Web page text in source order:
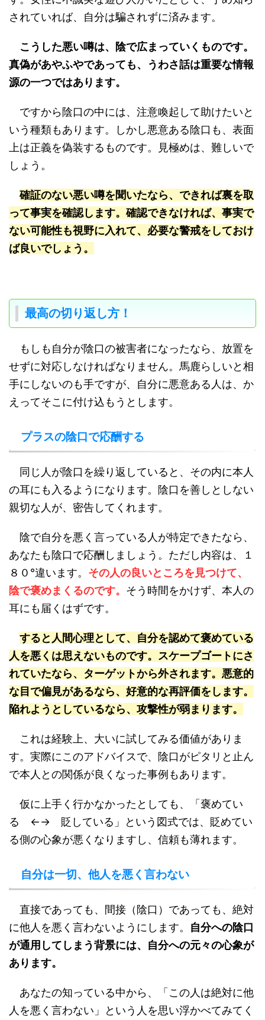
されていれば、自分は騙されずに済みます。
こうした悪い噂は、陰で広まっていくものです。
真偽があやふやであっても、うわさ話は重要な情報
源の一つではあります。
ですから陰口の中には、注意喚起して助けたいと
いう種類もあります。しかし悪意ある陰口も、表面
上は正義を偽装するものです。見極めは、難しいで
しょう。
確証のない悪い噂を聞いたなら、できれば裏を取
って事実を確認します。確認できなければ、事実で
ない可能性も視野に入れて、必要な警戒をしておけ
ば良いでしょう。
最高の切り返し方！
もしも自分が陰口の被害者になったなら、放置を
せずに対応しなければなりません。馬鹿らしいと相
手にしないのも手ですが、自分に悪意ある人は、か
えってそこに付け込もうとします。
プラスの陰口で応酬する
同じ人が陰口を繰り返していると、その内に本人
の耳にも入るようになります。陰口を善しとしない
親切な人が、密告してくれます。
陰で自分を悪く言っている人が特定できたなら、
あなたも陰口で応酬しましょう。ただし内容は、１
８０°違います。 その人の良いところを見つけて、
陰で褒めまくるのです。 そう時間をかけず、本人の
耳にも届くはずです。
すると人間心理として、自分を認めて褒めている
人を悪くは思えないものです。スケープゴートにさ
れていたなら、ターゲットから外されます。悪意的
な目で偏見があるなら、好意的な再評価をします。
陥れようとしているなら、攻撃性が弱まります。
これは経験上、大いに試してみる価値がありま
す。実際にこのアドバイスで、陰口がピタリと止ん
で本人との関係が良くなった事例もあります。
仮に上手く行かなかったとしても、「褒めてい
る ←→ 貶している」という図式では、貶めてい
る側の心象が悪くなりますし、信頼も薄れます。
自分は一切、他人を悪く言わない
直接であっても、間接（陰口）であっても、絶対
に他人を悪く言わないようにします。 自分への陰口
が通用してしまう背景には、自分への元々の心象が
あります。
あなたの知っている中から、「この人は絶対に他
人を悪く言わない」という人を思い浮かべてみてく